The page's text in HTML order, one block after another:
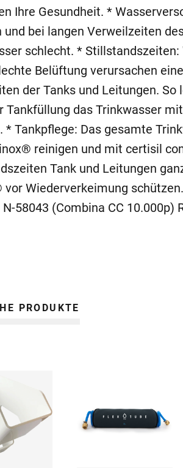
Ihre Gesundheit. *
und bei langen Verweilzeiten
schlecht. *
Belüftung verursachen
der Tanks und Leitungen.
Tankfüllung das Trinkwasser
* Tankpflege: Das gesamte
reinigen und mit certisil
Tank und Leitungen
Wiederverkeimung schützen.
N-58043 (Combina CC
PRODUKTE